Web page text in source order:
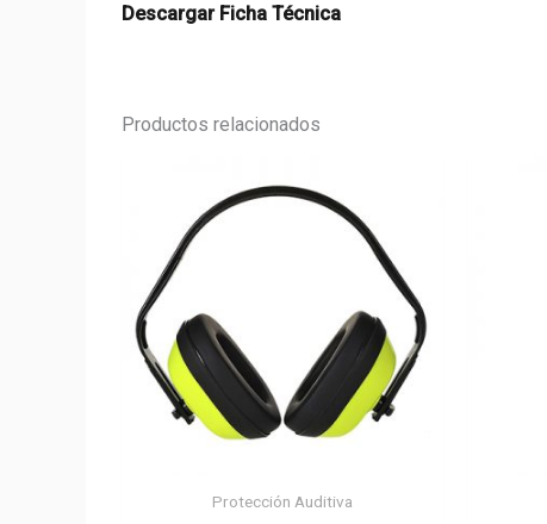
Descargar Ficha Técnica
Productos relacionados
Protección Auditiva